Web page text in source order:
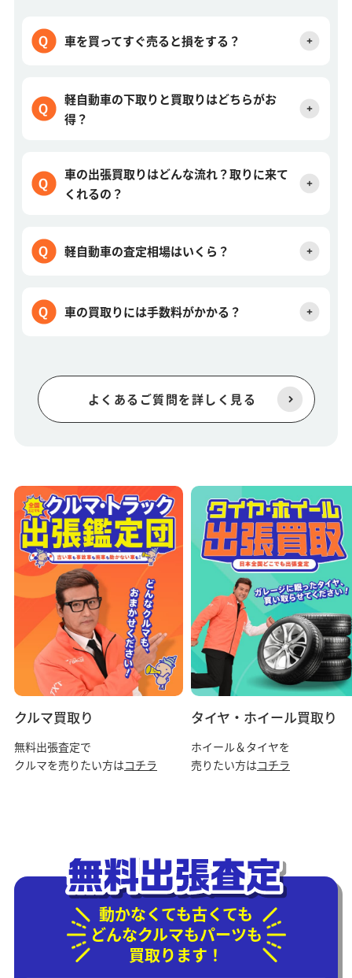
車を買ってすぐ売ると損をする？
軽自動車の下取りと買取りはどちらがお
得？
車の出張買取りはどんな流れ？取りに来て
くれるの？
軽自動車の査定相場はいくら？
車の買取りには手数料がかかる？
よくあるご質問を詳しく見る
クルマ買取り
無料出張査定で
クルマを売りたい方はコチラ
タイヤ・ホイール買取り
ホイール＆タイヤを
売りたい方はコチラ
動かなくても古くても
どんなクルマもパーツも
買取ります！